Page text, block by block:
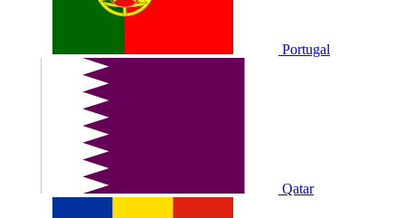
Portugal
Qatar